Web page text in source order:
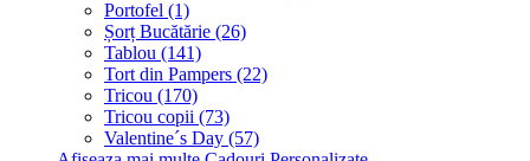
Portofel (1)
Șorț Bucătărie (26)
Tablou (141)
Tort din Pampers (22)
Tricou (170)
Tricou copii (73)
Valentine´s Day (57)